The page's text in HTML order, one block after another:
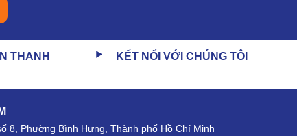
THANH
KẾT NỐI VỚI CHÚNG TÔI
8, Phường Bình Hưng, Thành phố Hồ Chí Minh